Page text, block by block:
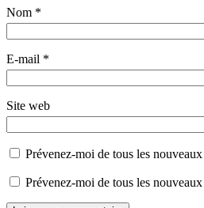
Nom *
E-mail *
Site web
Prévenez-moi de tous les
Prévenez-moi de tous les